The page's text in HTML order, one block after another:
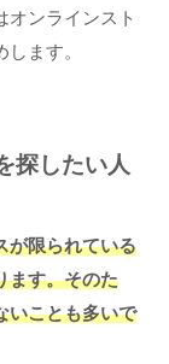
オンラインスト
ます。
探したい人
が限られている
ます。そのた
いことも多いで